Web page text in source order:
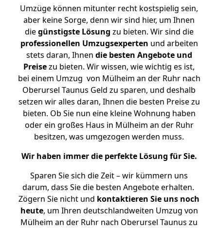
Umzüge können mitunter recht kostspielig sein,
aber keine Sorge, denn wir sind hier, um Ihnen
diegünstigste Lösung zu bieten. Wir sind die
professionellen Umzugsexperten und arbeiten
stets daran, Ihnen die besten Angebote und
Preisezu bieten. Wir wissen, wie wichtig es ist,
bei einem Umzug von Mülheim an der Ruhr nach
Oberursel Taunus Geld zu sparen, und deshalb
setzen wir alles daran, Ihnen die besten Preise zu
bieten. Ob Sie nun eine kleine Wohnung haben
oder ein großes Haus in Mülheim an der Ruhr
besitzen, was umgezogen werden muss.
Wir haben immer die perfekte Lösung für Sie.
Sparen Sie sich die Zeit – wir kümmern uns
darum, dass Sie die besten Angebote erhalten.
Zögern Sie nicht und kontaktieren Sie uns noch
heute, um Ihren deutschlandweiten Umzug von
Mülheim an der Ruhr nach Oberursel Taunus zu